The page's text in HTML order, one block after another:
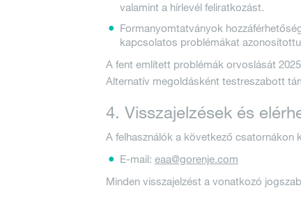
valamint a hírlevél feliratkozást.
Formanyomtatványok
kapcsolatos problémákat
A fent említett problémák orvoslását
Alternatív megoldásként testreszabott
4. Visszajelzések és
A felhasználók a következő csatornákon
E-mail: eaa@gorenje.com
Minden visszajelzést a vonatkozó